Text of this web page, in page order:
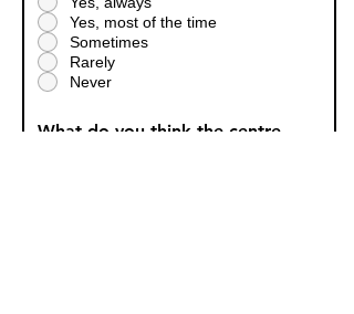
Yes, most of the time
Sometimes
Rarely
Never
What do you think the centre